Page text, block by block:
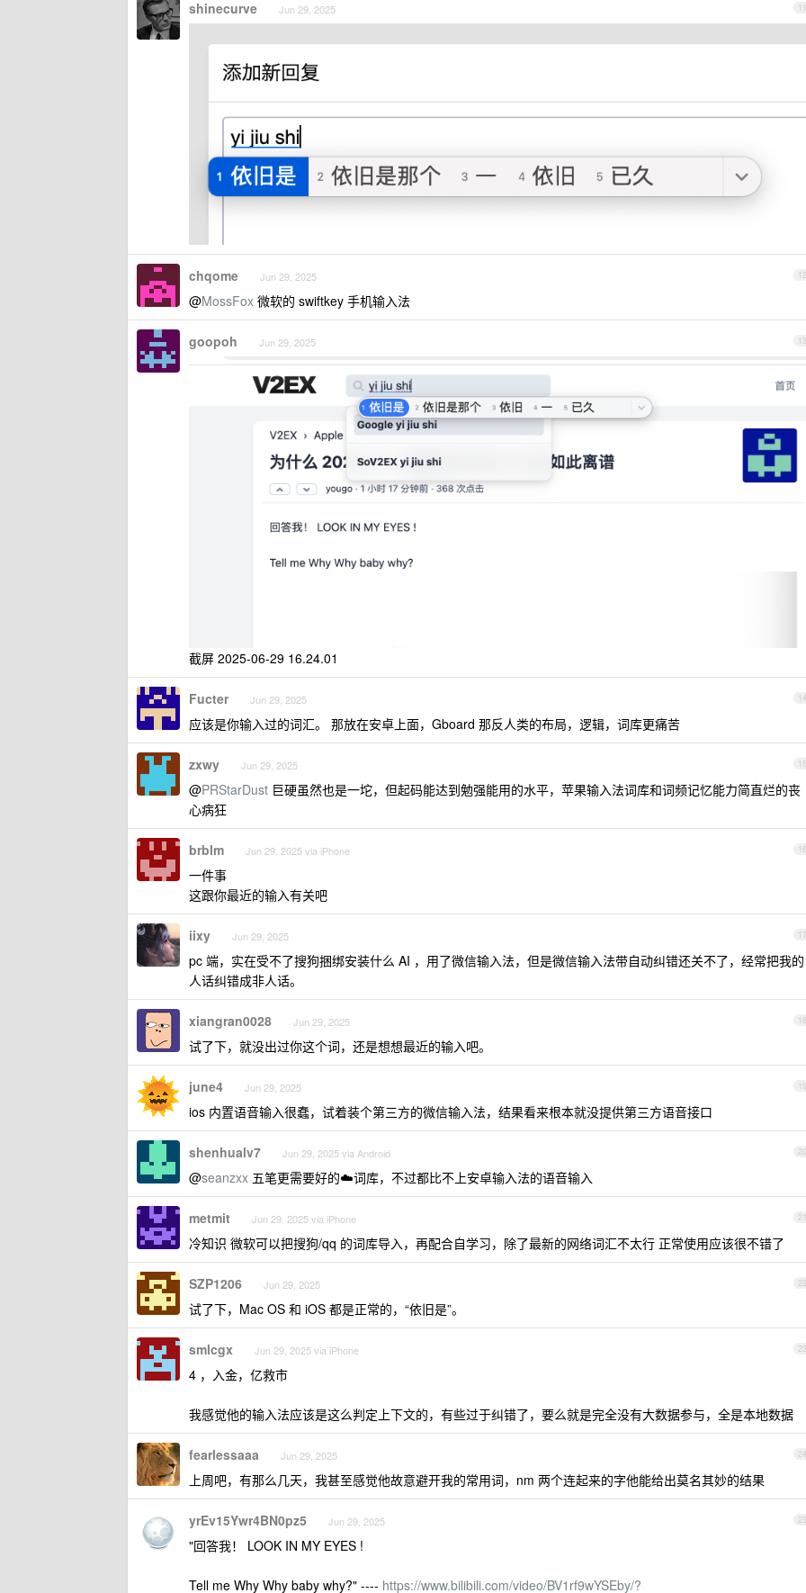
11
shinecurve Jun 29, 2025
12
chqome Jun 29, 2025
@MossFox 微软的 swiftkey 手机输入法
13
goopoh Jun 29, 2025
截屏 2025-06-29 16.24.01
14
Fucter Jun 29, 2025
应该是你输入过的词汇。 那放在安卓上面，Gboard 那反人类的布局，逻辑，词库更痛苦
15
zxwy Jun 29, 2025
@PRStarDust 巨硬虽然也是一坨，但起码能达到勉强能用的水平，苹果输入法词库和词频记忆能力简直烂的丧
心病狂
16
brblm Jun 29, 2025 via iPhone
一件事
这跟你最近的输入有关吧
17
iixy Jun 29, 2025
pc 端，实在受不了搜狗捆绑安装什么 AI ，用了微信输入法，但是微信输入法带自动纠错还关不了，经常把我的
人话纠错成非人话。
18
xiangran0028 Jun 29, 2025
试了下，就没出过你这个词，还是想想最近的输入吧。
19
june4 Jun 29, 2025
ios 内置语音输入很蠢，试着装个第三方的微信输入法，结果看来根本就没提供第三方语音接口
20
shenhualv7 Jun 29, 2025 via Android
@seanzxx 五笔更需要好的☁️词库，不过都比不上安卓输入法的语音输入
21
metmit Jun 29, 2025 via iPhone
冷知识 微软可以把搜狗/qq 的词库导入，再配合自学习，除了最新的网络词汇不太行 正常使用应该很不错了
22
SZP1206 Jun 29, 2025
试了下，Mac OS 和 iOS 都是正常的，“依旧是”。
23
smlcgx Jun 29, 2025 via iPhone
4 ，入金，亿救市
我感觉他的输入法应该是这么判定上下文的，有些过于纠错了，要么就是完全没有大数据参与，全是本地数据
24
fearlessaaa Jun 29, 2025
上周吧，有那么几天，我甚至感觉他故意避开我的常用词，nm 两个连起来的字他能给出莫名其妙的结果
25
yrEv15Ywr4BN0pz5 Jun 29, 2025
"回答我！ LOOK IN MY EYES !
Tell me Why Why baby why?" ---- https://www.bilibili.com/video/BV1rf9wYSEby/?